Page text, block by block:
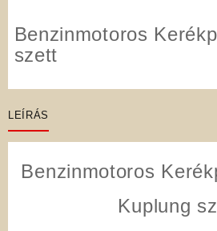
Benzinmotoros
szett
LEÍRÁS
Benzinmotoros
Kuplung